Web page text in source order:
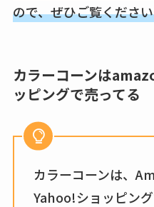
ので、ぜひご覧くださ
カラーコーンは
ッピングで売ってる
カラーコーンは、
Yahoo!ショッピン